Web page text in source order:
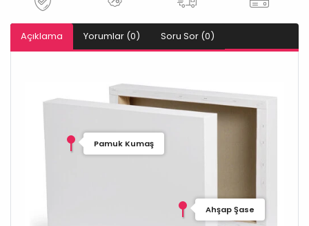
Açıklama Yorumlar (0) Soru Sor (0)
Pamuk Kumaş
Ahşap Şase